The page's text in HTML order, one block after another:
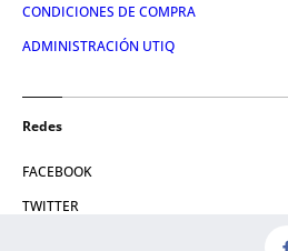
CONDICIONES DE COMPRA
ADMINISTRACIÓN UTIQ
Redes
FACEBOOK
TWITTER